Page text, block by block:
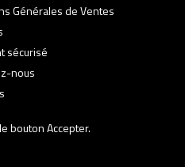
Générales de Ventes
sécurisé
nous
bouton Accepter.